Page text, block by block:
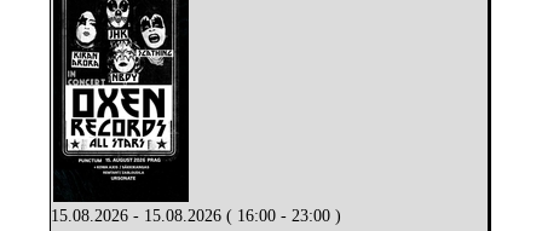
15.08.2026 - 15.08.2026 ( 16:00 - 23:00 )